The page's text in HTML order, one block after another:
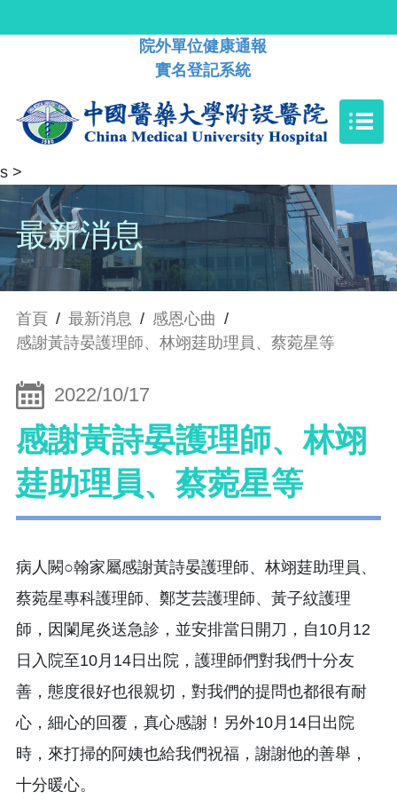
院外單位健康通報
實名登記系統
s >
最新消息
首頁 / 最新消息 / 感恩心曲 /
感謝黃詩晏護理師、林翊莛助理員、蔡菀星等
2022/10/17
感謝黃詩晏護理師、林翊
莛助理員、蔡菀星等
病人闕○翰家屬感謝黃詩晏護理師、林翊莛助理員、
蔡菀星專科護理師、鄭芝芸護理師、黃子紋護理
師，因闌尾炎送急診，並安排當日開刀，自10月12
日入院至10月14日出院，護理師們對我們十分友
善，態度很好也很親切，對我們的提問也都很有耐
心，細心的回覆，真心感謝！另外10月14日出院
時，來打掃的阿姨也給我們祝福，謝謝他的善舉，
十分暖心。